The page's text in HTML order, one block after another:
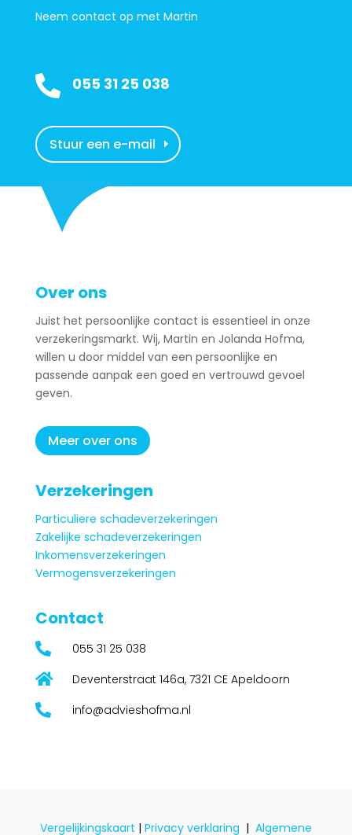
Neem contact op met Martin
 055 31 25 038
Stuur een e-mail
Over ons
Juist het persoonlijke contact is essentieel in onze
verzekeringsmarkt. Wij, Martin en Jolanda Hofma,
willen u door middel van een persoonlijke en
passende aanpak een goed en vertrouwd gevoel
geven.
Meer over ons
Verzekeringen
Particuliere schadeverzekeringen
Zakelijke schadeverzekeringen
Inkomensverzekeringen
Vermogensverzekeringen
Contact
 055 31 25 038
 Deventerstraat 146a, 7321 CE Apeldoorn
 info@advieshofma.nl
Vergelijkingskaart | Privacy verklaring | Algemene